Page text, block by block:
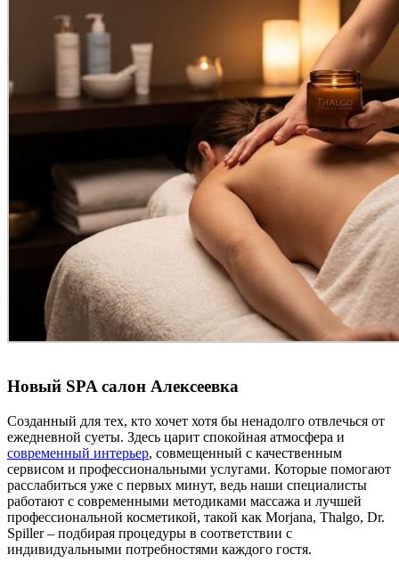
Новый SPA салон Алексеевка
Созданный для тех, кто хочет хотя бы ненадолго отвлечься от
ежедневной суеты. Здесь царит спокойная атмосфера и
современный интерьер, совмещенный с качественным
сервисом и профессиональными услугами. Которые помогают
расслабиться уже с первых минут, ведь наши специалисты
работают с современными методиками массажа и лучшей
профессиональной косметикой, такой как Morjana, Thalgo, Dr.
Spiller – подбирая процедуры в соответствии с
индивидуальными потребностями каждого гостя.